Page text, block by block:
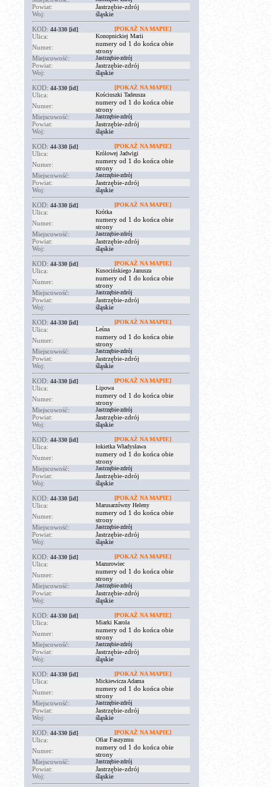
Powiat:
Jastrzębie-zdrój
Woj:
śląskie
KOD: 44-330 [id] [POKAŻ NA MAPIE]
Ulica: Konopnickiej Marii
Numer:
numery od 1 do końca obie
strony
Miejscowość:
Jastrzębie-zdrój
Powiat:
Jastrzębie-zdrój
Woj:
śląskie
KOD: 44-330 [id] [POKAŻ NA MAPIE]
Ulica: Kościuszki Tadeusza
Numer:
numery od 1 do końca obie
strony
Miejscowość:
Jastrzębie-zdrój
Powiat:
Jastrzębie-zdrój
Woj:
śląskie
KOD: 44-330 [id] [POKAŻ NA MAPIE]
Ulica: Królowej Jadwigi
Numer:
numery od 1 do końca obie
strony
Miejscowość:
Jastrzębie-zdrój
Powiat:
Jastrzębie-zdrój
Woj:
śląskie
KOD: 44-330 [id] [POKAŻ NA MAPIE]
Ulica: Krótka
Numer:
numery od 1 do końca obie
strony
Miejscowość:
Jastrzębie-zdrój
Powiat:
Jastrzębie-zdrój
Woj:
śląskie
KOD: 44-330 [id] [POKAŻ NA MAPIE]
Ulica: Kusocińskiego Janusza
Numer:
numery od 1 do końca obie
strony
Miejscowość:
Jastrzębie-zdrój
Powiat:
Jastrzębie-zdrój
Woj:
śląskie
KOD: 44-330 [id] [POKAŻ NA MAPIE]
Ulica: Leśna
Numer:
numery od 1 do końca obie
strony
Miejscowość:
Jastrzębie-zdrój
Powiat:
Jastrzębie-zdrój
Woj:
śląskie
KOD: 44-330 [id] [POKAŻ NA MAPIE]
Ulica: Lipowa
Numer:
numery od 1 do końca obie
strony
Miejscowość:
Jastrzębie-zdrój
Powiat:
Jastrzębie-zdrój
Woj:
śląskie
KOD: 44-330 [id] [POKAŻ NA MAPIE]
Ulica: łokietka Władysława
Numer:
numery od 1 do końca obie
strony
Miejscowość:
Jastrzębie-zdrój
Powiat:
Jastrzębie-zdrój
Woj:
śląskie
KOD: 44-330 [id] [POKAŻ NA MAPIE]
Ulica: Marusarzówny Heleny
Numer:
numery od 1 do końca obie
strony
Miejscowość:
Jastrzębie-zdrój
Powiat:
Jastrzębie-zdrój
Woj:
śląskie
KOD: 44-330 [id] [POKAŻ NA MAPIE]
Ulica: Mazurowiec
Numer:
numery od 1 do końca obie
strony
Miejscowość:
Jastrzębie-zdrój
Powiat:
Jastrzębie-zdrój
Woj:
śląskie
KOD: 44-330 [id] [POKAŻ NA MAPIE]
Ulica: Miarki Karola
Numer:
numery od 1 do końca obie
strony
Miejscowość:
Jastrzębie-zdrój
Powiat:
Jastrzębie-zdrój
Woj:
śląskie
KOD: 44-330 [id] [POKAŻ NA MAPIE]
Ulica: Mickiewicza Adama
Numer:
numery od 1 do końca obie
strony
Miejscowość:
Jastrzębie-zdrój
Powiat:
Jastrzębie-zdrój
Woj:
śląskie
KOD: 44-330 [id] [POKAŻ NA MAPIE]
Ulica: Ofiar Faszyzmu
Numer:
numery od 1 do końca obie
strony
Miejscowość:
Jastrzębie-zdrój
Powiat:
Jastrzębie-zdrój
Woj:
śląskie